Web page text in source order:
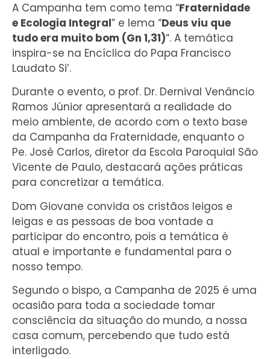
A Campanha tem como tema “Fraternidade
e Ecologia Integral” e lema “Deus viu que
tudo era muito bom (Gn 1,31)“. A temática
inspira-se na Encíclica do Papa Francisco
Laudato Si’.
Durante o evento, o prof. Dr. Dernival Venâncio
Ramos Júnior apresentará a realidade do
meio ambiente, de acordo com o texto base
da Campanha da Fraternidade, enquanto o
Pe. José Carlos, diretor da Escola Paroquial São
Vicente de Paulo, destacará ações práticas
para concretizar a temática.
Dom Giovane convida os cristãos leigos e
leigas e as pessoas de boa vontade a
participar do encontro, pois a temática é
atual e importante e fundamental para o
nosso tempo.
Segundo o bispo, a Campanha de 2025 é uma
ocasião para toda a sociedade tomar
consciência da situação do mundo, a nossa
casa comum, percebendo que tudo está
interligado.